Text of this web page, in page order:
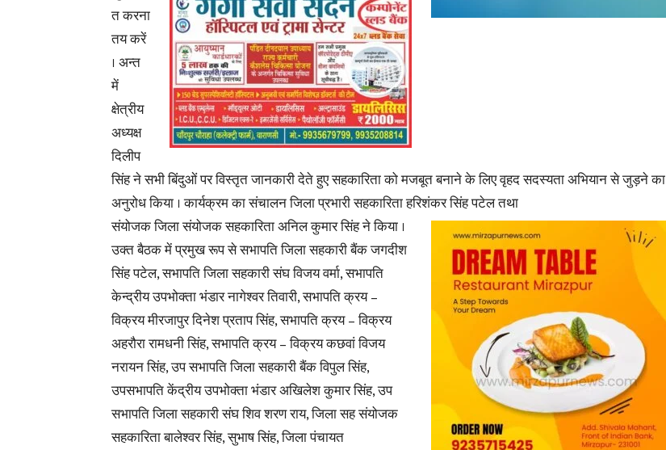
त करना
तय करें
। अन्त
में
क्षेत्रीय
अध्यक्ष
दिलीप
सिंह ने सभी बिंदुओं पर विस्तृत जानकारी देते हुए सहकारिता को मजबूत बनाने के लिए वृहद सदस्यता अभियान से जुड़ने का
अनुरोध किया । कार्यक्रम का संचालन जिला प्रभारी सहकारिता हरिशंकर सिंह पटेल तथा
संयोजक जिला संयोजक सहकारिता अनिल कुमार सिंह ने किया ।
उक्त बैठक में प्रमुख रूप से सभापति जिला सहकारी बैंक जगदीश
सिंह पटेल, सभापति जिला सहकारी संघ विजय वर्मा, सभापति
केन्द्रीय उपभोक्ता भंडार नागेश्वर तिवारी, सभापति क्रय –
विक्रय मीरजापुर दिनेश प्रताप सिंह, सभापति क्रय – विक्रय
अहरौरा रामधनी सिंह, सभापति क्रय – विक्रय कछवां विजय
नरायन सिंह, उप सभापति जिला सहकारी बैंक विपुल सिंह,
उपसभापति केंद्रीय उपभोक्ता भंडार अखिलेश कुमार सिंह, उप
सभापति जिला सहकारी संघ शिव शरण राय, जिला सह संयोजक
सहकारिता बालेश्वर सिंह, सुभाष सिंह, जिला पंचायत